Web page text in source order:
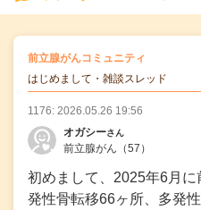
前立腺がんコミュニティ
はじめまして・雑談スレッド
1176: 2026.05.26 19:56
オガシーさん
前立腺がん （57）
初めまして、2025年6月
発性骨転移66ヶ所、多発